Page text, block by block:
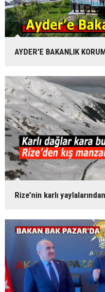
AYDER'E BAKANLIK
Rize’nin karlı